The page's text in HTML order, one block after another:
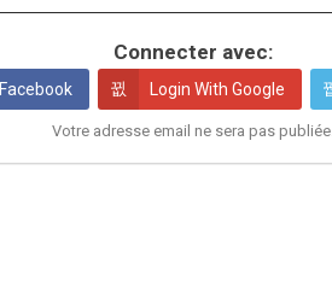
Connecter avec:
Login With Google
Votre adresse email ne sera pas publiée.